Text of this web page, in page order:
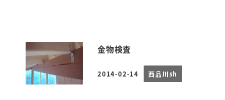
金物検査
投稿日
2014-02-14 西品川sh